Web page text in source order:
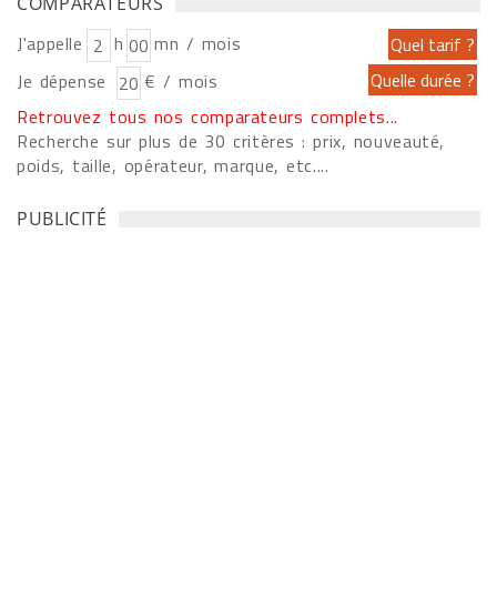
J'appelle h
mn / mois
Je dépense
€ / mois
Retrouvez tous nos comparateurs complets...
Recherche sur plus de 30 critères : prix, nouveauté,
poids, taille, opérateur, marque, etc....
PUBLICITÉ